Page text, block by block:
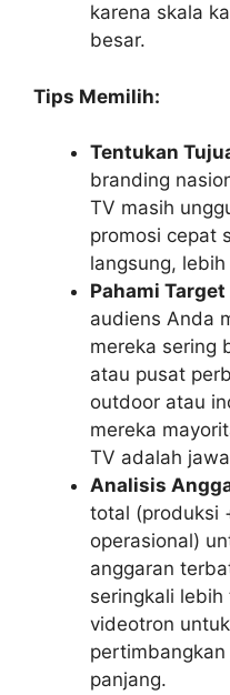
karena skala
besar.
Tips Memilih:
Tentukan
branding
TV masih
promosi cepat
langsung,
Pahami
audiens Anda
mereka sering
atau pusat
outdoor atau
mereka
TV adalah
Analisis
total (produksi
operasional)
anggaran
seringkali
videotron
panjang.